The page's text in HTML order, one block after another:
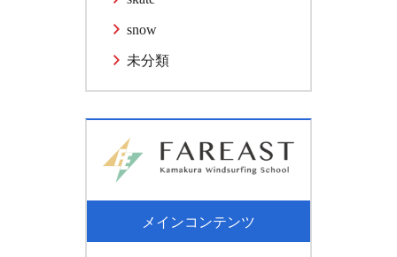
snow
未分類
メインコンテンツ